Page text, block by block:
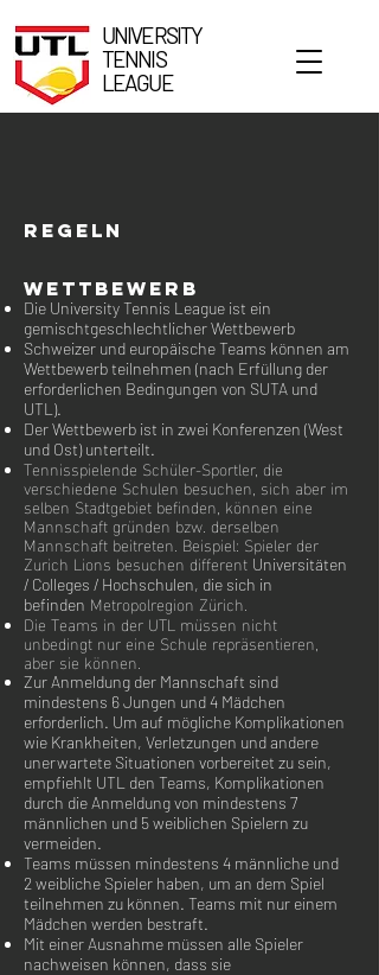
UNIVERSITY
TENNIS
LEAGUE
Regeln
Wettbewerb
Die University Tennis League ist ein
gemischtgeschlechtlicher Wettbewerb
Schweizer und europäische Teams können am
Wettbewerb teilnehmen (nach Erfüllung der
erforderlichen Bedingungen von SUTA und
UTL).
Der Wettbewerb ist in zwei Konferenzen (West
und Ost) unterteilt.
Tennisspielende Schüler-Sportler, die
verschiedene Schulen besuchen, sich aber im
selben Stadtgebiet befinden, können eine
Mannschaft gründen bzw. derselben
Mannschaft beitreten. Beispiel: Spieler der
Zurich Lions besuchen different Universitäten
/ Colleges / Hochschulen, die sich in
befinden Metropolregion Zürich.
Die Teams in der UTL müssen nicht
unbedingt nur eine Schule repräsentieren,
aber sie können.
Zur Anmeldung der Mannschaft sind
mindestens 6 Jungen und 4 Mädchen
erforderlich. Um auf mögliche Komplikationen
wie Krankheiten, Verletzungen und andere
unerwartete Situationen vorbereitet zu sein,
empfiehlt UTL den Teams, Komplikationen
durch die Anmeldung von mindestens 7
männlichen und 5 weiblichen Spielern zu
vermeiden.
Teams müssen mindestens 4 männliche und
2 weibliche Spieler haben, um an dem Spiel
teilnehmen zu können. Teams mit nur einem
Mädchen werden bestraft.
Mit einer Ausnahme müssen alle Spieler
nachweisen können, dass sie